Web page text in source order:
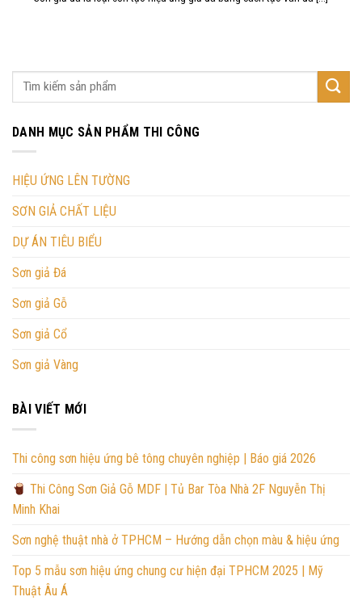
DANH MỤC SẢN PHẨM THI CÔNG
HIỆU ỨNG LÊN TƯỜNG
SƠN GIẢ CHẤT LIỆU
DỰ ÁN TIÊU BIỂU
Sơn giả Đá
Sơn giả Gỗ
Sơn giả Cổ
Sơn giả Vàng
BÀI VIẾT MỚI
Thi công sơn hiệu ứng bê tông chuyên nghiệp | Báo giá 2026
Thi Công Sơn Giả Gỗ MDF | Tủ Bar Tòa Nhà 2F Nguyễn Thị
Minh Khai
Sơn nghệ thuật nhà ở TPHCM – Hướng dẫn chọn màu & hiệu ứng
Top 5 mẫu sơn hiệu ứng chung cư hiện đại TPHCM 2025 | Mỹ
Thuật Âu Á